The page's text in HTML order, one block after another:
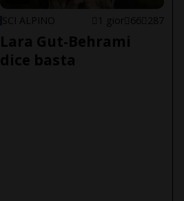
SCI ALPINO 1 gior 66 287
Lara Gut-Behrami
dice basta